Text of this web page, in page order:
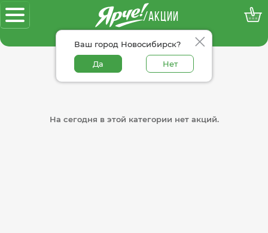
/АКЦИИ
Ваш город Новосибирск?
Да Нет
100% достоверные акции
На сегодня в этой категории нет акций.